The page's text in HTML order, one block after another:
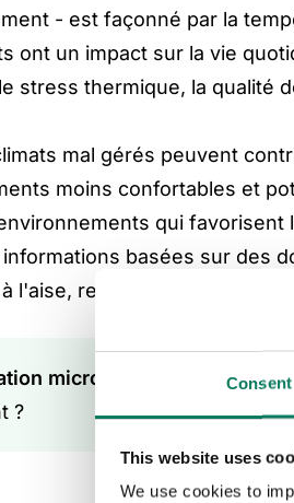
Consent
This website uses
We use cookies to
- est façonné par la
ont un impact sur la vie
stress thermique, la qualité
mal gérés peuvent
moins confortables et
qui favorisent
basées sur des
l'aise, respirent un air plus
microclimatique :
?